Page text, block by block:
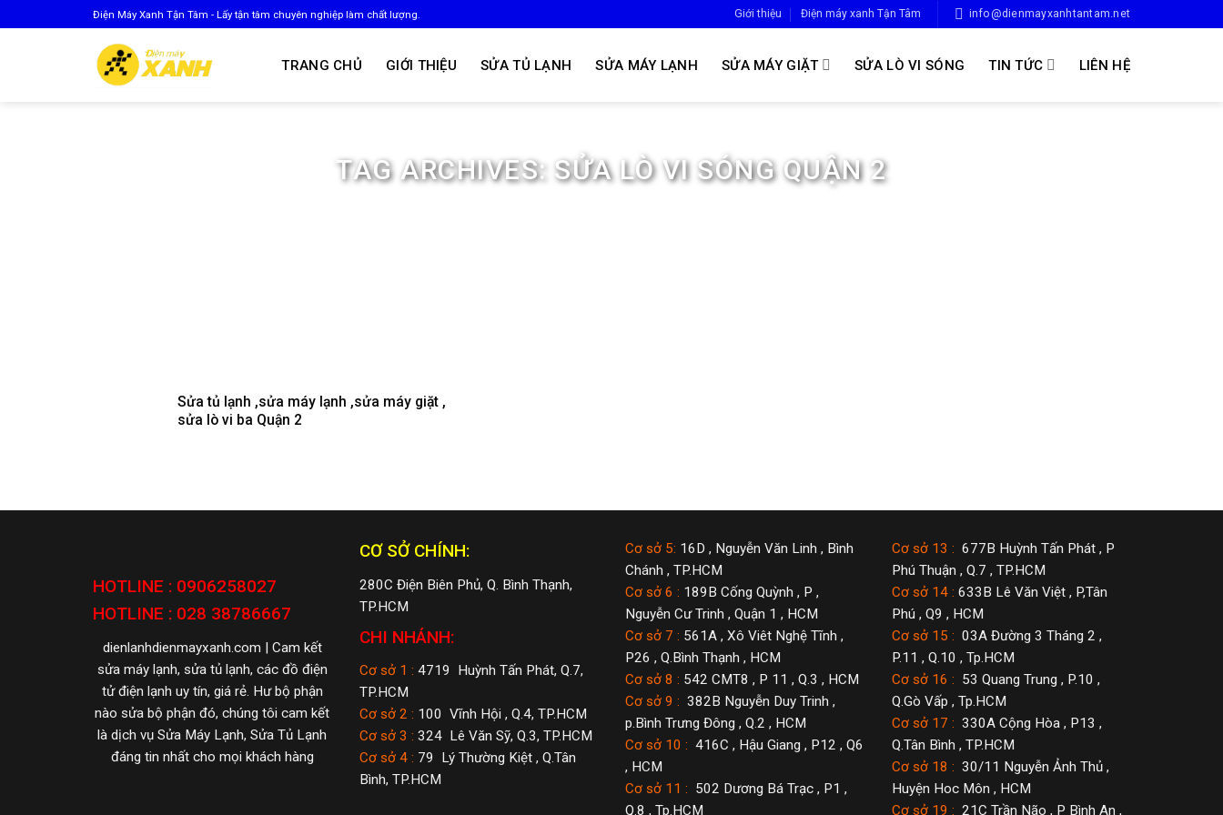
to
Điện Máy Xanh Tận Tâm - Lấy tận tâm chuyên nghiệp làm chất lượng. Giới thiệu Điện máy xanh Tận Tâm info@dienmayxanhtantam.net
TRANG CHỦ GIỚI THIỆU SỬA TỦ LẠNH SỬA MÁY LẠNH SỬA MÁY GIẶT SỬA LÒ VI SÓNG TIN TỨC LIÊN HỆ
TAG ARCHIVES: SỬA LÒ VI SÓNG QUẬN 2
Sửa tủ lạnh ,sửa máy lạnh ,sửa máy giặt ,
sửa lò vi ba Quận 2
HOTLINE : 0906258027
HOTLINE : 028 38786667
dienlanhdienmayxanh.com | Cam kết
sửa máy lạnh, sửa tủ lạnh, các đồ điện
tử điện lạnh uy tín, giá rẻ. Hư bộ phận
nào sửa bộ phận đó, chúng tôi cam kết
là dịch vụ Sửa Máy Lạnh, Sửa Tủ Lạnh
đáng tin nhất cho mọi khách hàng
CƠ SỞ CHÍNH:
280C Điện Biên Phủ, Q. Bình Thạnh,
TP.HCM
CHI NHÁNH:
Cơ sở 1 : 4719 Huỳnh Tấn Phát, Q.7,
TP.HCM
Cơ sở 2 : 100 Vĩnh Hội , Q.4, TP.HCM
Cơ sở 3 : 324 Lê Văn Sỹ, Q.3, TP.HCM
Cơ sở 4 : 79 Lý Thường Kiệt , Q.Tân
Bình, TP.HCM
Cơ sở 5: 16D , Nguyễn Văn Linh , Bình
Chánh , TP.HCM
Cơ sở 6 : 189B Cống Quỳnh , P ,
Nguyễn Cư Trinh , Quận 1 , HCM
Cơ sở 7 : 561A , Xô Viêt Nghệ Tĩnh ,
P26 , Q.Bình Thạnh , HCM
Cơ sở 8 : 542 CMT8 , P 11 , Q.3 , HCM
Cơ sở 9 : 382B Nguyễn Duy Trinh ,
p.Bình Trưng Đông , Q.2 , HCM
Cơ sở 10 : 416C , Hậu Giang , P12 , Q6
, HCM
Cơ sở 11 : 502 Dương Bá Trạc , P1 ,
Q.8 , Tp.HCM
Cơ sở 13 : 677B Huỳnh Tấn Phát , P
Phú Thuận , Q.7 , TP.HCM
Cơ sở 14 : 633B Lê Văn Việt , P,Tân
Phú , Q9 , HCM
Cơ sở 15 : 03A Đường 3 Tháng 2 ,
P.11 , Q.10 , Tp.HCM
Cơ sở 16 : 53 Quang Trung , P.10 ,
Q.Gò Vấp , Tp.HCM
Cơ sở 17 : 330A Cộng Hòa , P13 ,
Q.Tân Bình , TP.HCM
Cơ sở 18 : 30/11 Nguyễn Ảnh Thủ ,
Huyện Hoc Môn , HCM
Cơ sở 19 : 21C Trần Não , P Bình An ,